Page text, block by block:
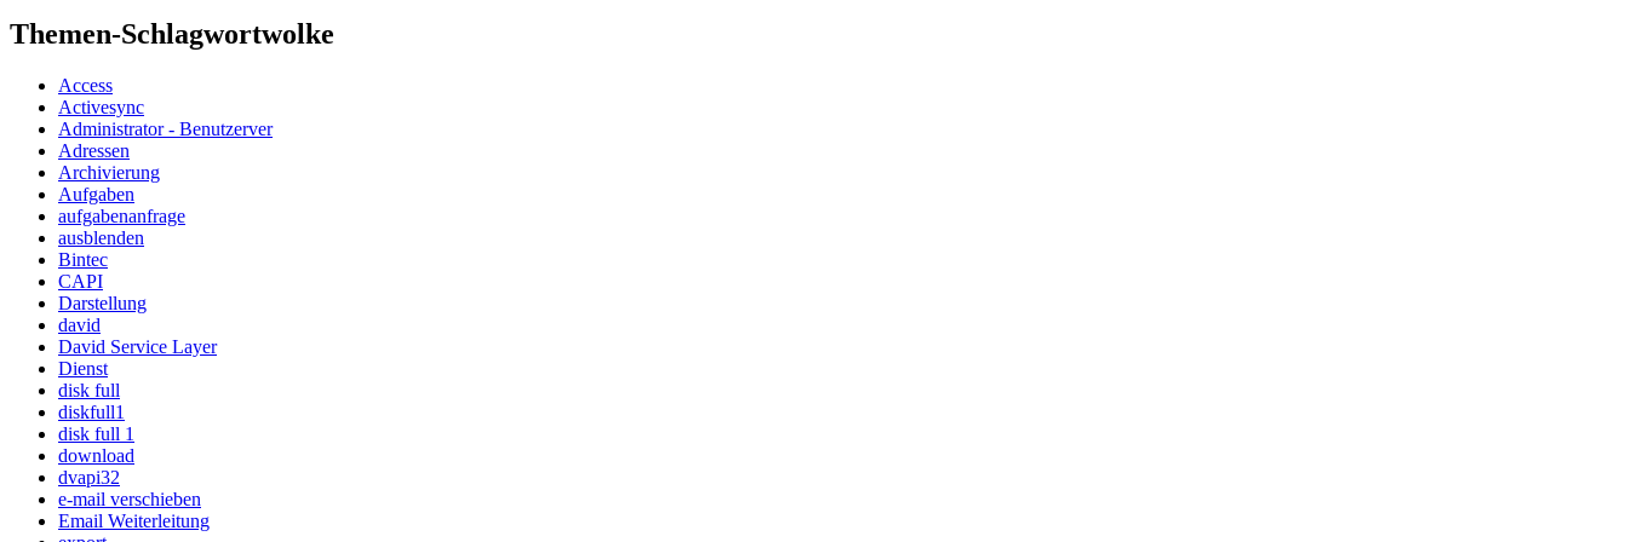
Themen-Schlagwortwolke
Access
Activesync
Administrator - Benutzerver
Adressen
Archivierung
Aufgaben
aufgabenanfrage
ausblenden
Bintec
CAPI
Darstellung
david
David Service Layer
Dienst
disk full
diskfull1
disk full 1
download
dvapi32
e-mail verschieben
Email Weiterleitung